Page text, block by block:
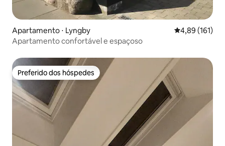
Apartamento ⋅ Lyngby 4,89 de uma
4,89 (161)
Apartamento confortável e espaçoso
Preferido dos hóspedes
Preferido dos hóspedes